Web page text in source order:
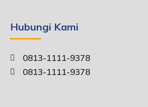
Hubungi Kami
0813-1111-9378
0813-1111-9378